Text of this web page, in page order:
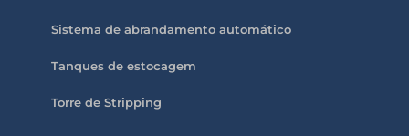
Sistema de abrandamento automático
Tanques de estocagem
Torre de Stripping